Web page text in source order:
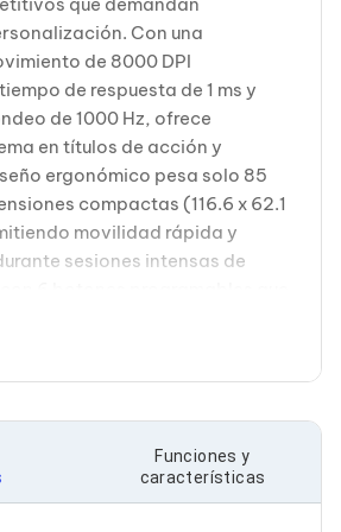
para Servidores
para Servidores
NAS
Duros
Duros
para PC
para Laptop
Con una
de 8000 DPI
de respuesta de 1 ms y
de 1000 Hz, ofrece
en títulos de acción y
ergonómico pesa solo 85
compactas (116.6 x 62.1
movilidad rápida y
sesiones intensas de
trasera/delantera e
verde, azul) para una
Conectado vía cable
Funciones y
características